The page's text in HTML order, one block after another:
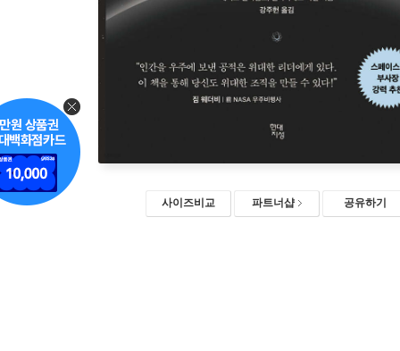
사이즈비교 파트너샵 공유하기